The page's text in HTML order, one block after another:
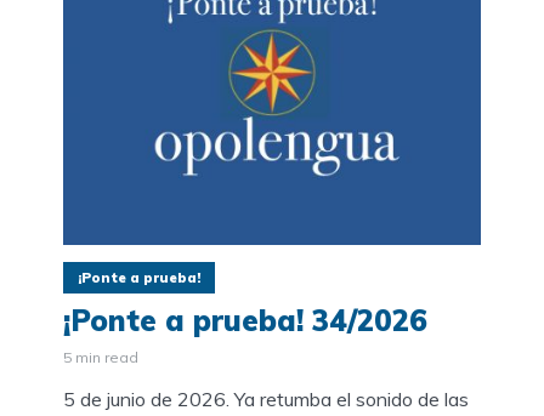
¡Ponte a prueba!
¡Ponte a prueba! 34/2026
5 min read
5 de junio de 2026. Ya retumba el sonido de las